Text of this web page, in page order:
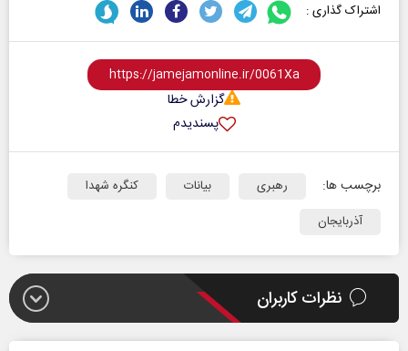
اشتراک گذاری :
گزارش خطا
پسندیدم
برچسب ها: رهبری بیانات
کنگره شهدا
آذربایجان
نظرات کاربران